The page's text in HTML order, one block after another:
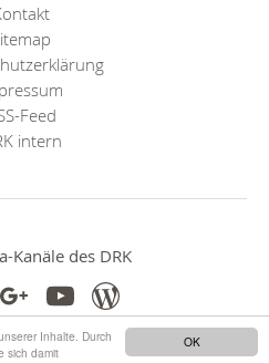
OK
Inhalte. Durch
sich damit
Feed
intern
Kanäle des DRK